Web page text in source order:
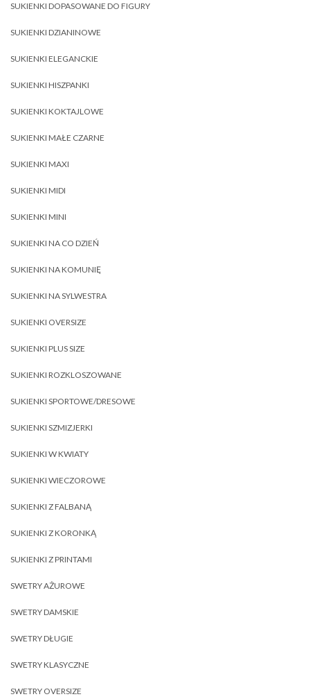
SUKIENKI DOPASOWANE DO FIGURY
SUKIENKI DZIANINOWE
SUKIENKI ELEGANCKIE
SUKIENKI HISZPANKI
SUKIENKI KOKTAJLOWE
SUKIENKI MAŁE CZARNE
SUKIENKI MAXI
SUKIENKI MIDI
SUKIENKI MINI
SUKIENKI NA CO DZIEŃ
SUKIENKI NA KOMUNIĘ
SUKIENKI NA SYLWESTRA
SUKIENKI OVERSIZE
SUKIENKI PLUS SIZE
SUKIENKI ROZKLOSZOWANE
SUKIENKI SPORTOWE/DRESOWE
SUKIENKI SZMIZJERKI
SUKIENKI W KWIATY
SUKIENKI WIECZOROWE
SUKIENKI Z FALBANĄ
SUKIENKI Z KORONKĄ
SUKIENKI Z PRINTAMI
SWETRY AŻUROWE
SWETRY DAMSKIE
SWETRY DŁUGIE
SWETRY KLASYCZNE
SWETRY OVERSIZE